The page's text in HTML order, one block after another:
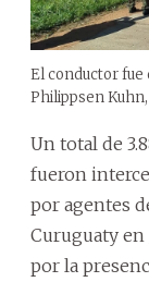
El conductor fue
Philippsen Kuhn,
Un total de
fueron
por agentes
Curuguaty en
por la